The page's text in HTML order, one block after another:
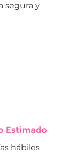
segura y
Estimado
hábiles